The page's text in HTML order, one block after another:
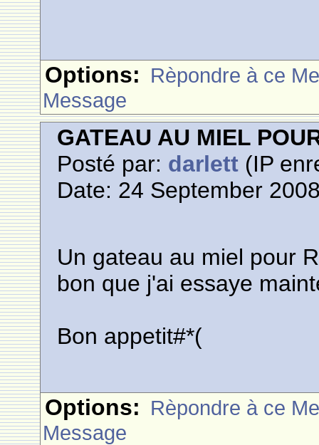
Options: Rèpondre à ce
Message
GATEAU AU MIEL
Posté par: darlett (IP
Date: 24 September
Un gateau au miel pour
bon que j'ai essaye
Bon appetit#*(
Options: Rèpondre à ce
Message